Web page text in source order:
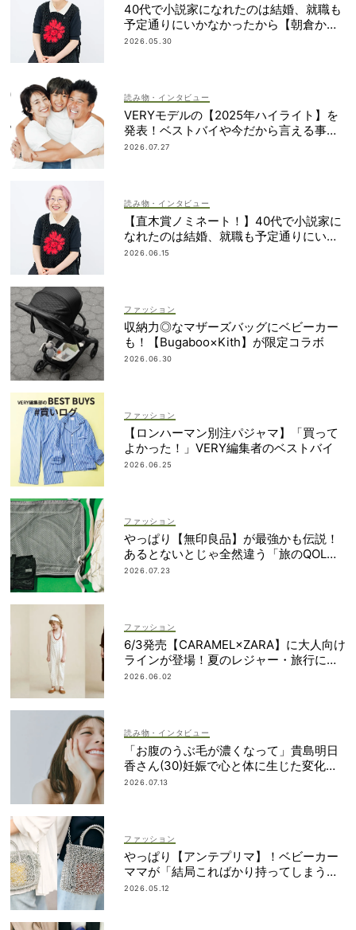
40代で小説家になれたのは結婚、就職も
予定通りにいかなかったから【朝倉かす
みさん】
2026.05.30
読み物・インタビュー
VERYモデルの【2025年ハイライト】を
発表！ベストバイや今だから言える事件
簿も大公開
2026.07.27
読み物・インタビュー
【直木賞ノミネート！】40代で小説家に
なれたのは結婚、就職も予定通りにいか
なかったから｜朝倉かすみさん
2026.06.15
ファッション
収納力◎なマザーズバッグにベビーカー
も！【Bugaboo×Kith】が限定コラボ
2026.06.30
ファッション
【ロンハーマン別注パジャマ】「買って
よかった！」VERY編集者のベストバイ
2026.06.25
ファッション
やっぱり【無印良品】が最強かも伝説！
あるとないとじゃ全然違う「旅のQOL爆
上げアイテム」
2026.07.23
ファッション
6/3発売【CARAMEL×ZARA】に大人向け
ラインが登場！夏のレジャー・旅行にも
おすすめ
2026.06.02
読み物・インタビュー
「お腹のうぶ毛が濃くなって」貴島明日
香さん(30)妊娠で心と体に生じた変化も
「愛しいです」
2026.07.13
ファッション
やっぱり【アンテプリマ】！ベビーカー
ママが「結局こればかり持ってしまう」
納得の理由
2026.05.12